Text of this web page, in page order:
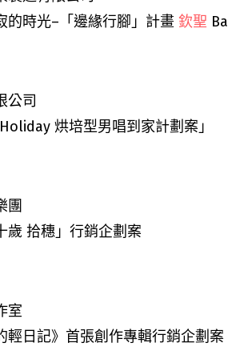
的時光–「邊緣行腳」計畫 欽聖
公司
烘培型男唱到家計劃案」
團
歲 拾穗」行銷企劃案
室
輕日記》首張創作專輯行銷企劃案